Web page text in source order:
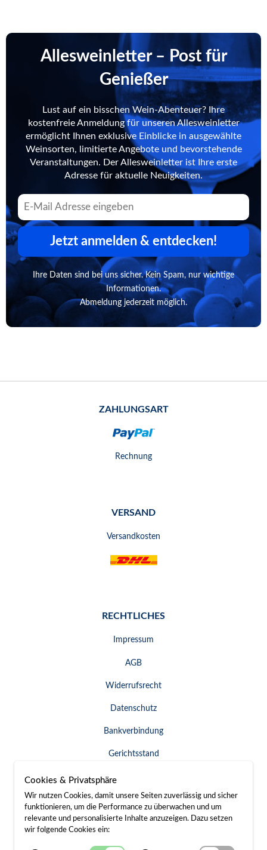
Allesweinletter – Post für
Genießer
Lust auf ein bisschen Wein-Abenteuer? Ihre
kostenfreie Anmeldung für unseren Allesweinletter
ermöglicht Ihnen exklusive Einblicke in ausgewählte
Weinsorten, limitierte Angebote und bevorstehende
Veranstaltungen. Der Allesweinletter ist Ihre erste
Adresse für aktuelle Neuigkeiten.
Jetzt anmelden & entdecken!
Ihre Daten sind bei uns sicher. Kein Spam, nur wichtige
Informationen.
Abmeldung jederzeit möglich.
ZAHLUNGSART
Rechnung
VERSAND
Versandkosten
RECHTLICHES
Impressum
AGB
Widerrufsrecht
Datenschutz
Bankverbindung
Gerichtsstand
Widerruf erklären
SERVICE & KONTAKT
Cookies & Privatsphäre
Wir nutzen Cookies, damit unsere Seiten zuverlässig und sicher
funktionieren, um die Performance zu überwachen und um
relevante und personalisierte Inhalte anzuzeigen. Dazu setzen
wir folgende Cookies ein: